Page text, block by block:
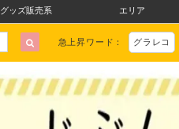
グッズ販売系 エリア
急上昇ワード： グラレコ